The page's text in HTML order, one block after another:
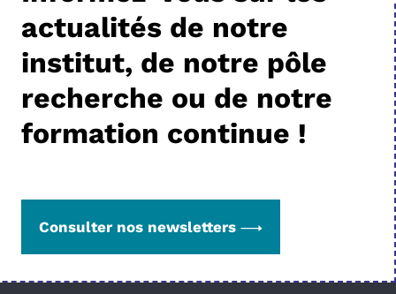
actualités de notre
institut, de notre pôle
recherche ou de notre
formation continue !
Consulter nos newsletters